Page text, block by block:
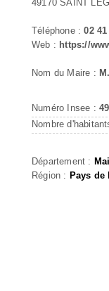
49170 SAINT
Téléphone :02
Web : https://
Nom du Maire :
Numéro Insee :
Nombre
Département :
Région : Pays de